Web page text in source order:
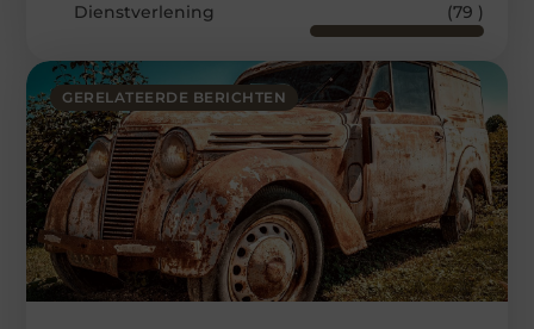
GERELATEERDE BERICHTEN
Dienstverlening
(79 )